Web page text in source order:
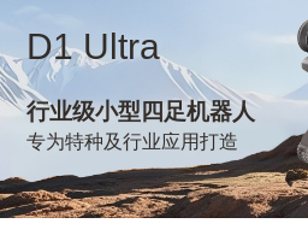
D1 Ultra
行业级小型四足机器人
专为特种及行业应用打造